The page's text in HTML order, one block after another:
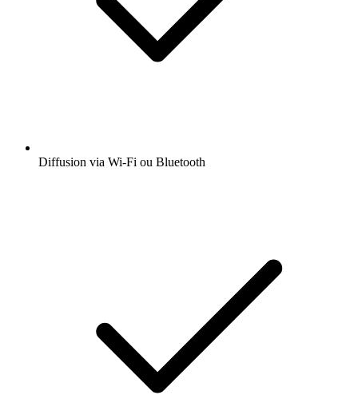
Diffusion via Wi-Fi ou Bluetooth